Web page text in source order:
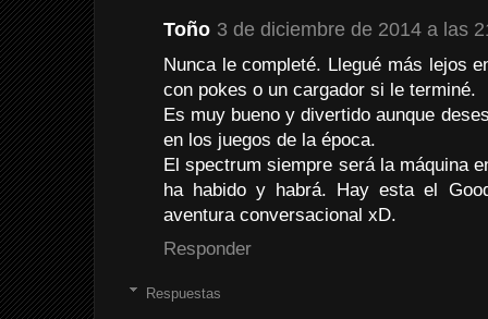
Toño 3 de diciembre de 2014 a las
Nunca le completé. Llegué más lejos
con pokes o un cargador si le terminé.
Es muy bueno y divertido aunque
en los juegos de la época.
El spectrum siempre será la máquina
ha habido y habrá. Hay esta el
aventura conversacional xD.
Responder
Respuestas